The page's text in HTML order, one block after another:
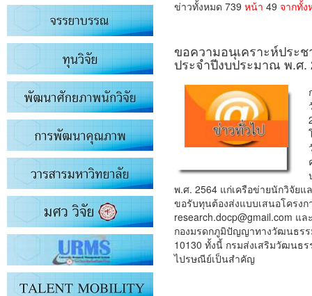
ข่าวทั้งหมด 739 หน้า 49 จากทั้ง
ขอความอนุเคราะห์ประ
ประจำปีงบประมาณ พ.ศ.
พ.ศ. 2564 แก่เครือข่ายนักวิจัย
ขอรับทุนต้องส่งแบบเสนอโครง
research.docp@gmail.com
กองมรดกภูมิปัญญาทางวัฒนธรร
10130 ทั้งนี้ กรมส่งเสริมวัฒนธ
ไปรษณีย์เป็นสำคัญ